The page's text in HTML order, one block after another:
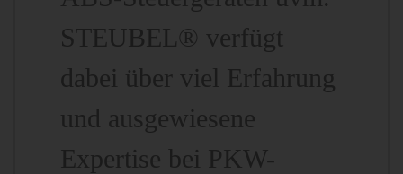
STEUBEL® verfügt
dabei über viel Erfahrung
und ausgewiesene
Expertise bei PKW-